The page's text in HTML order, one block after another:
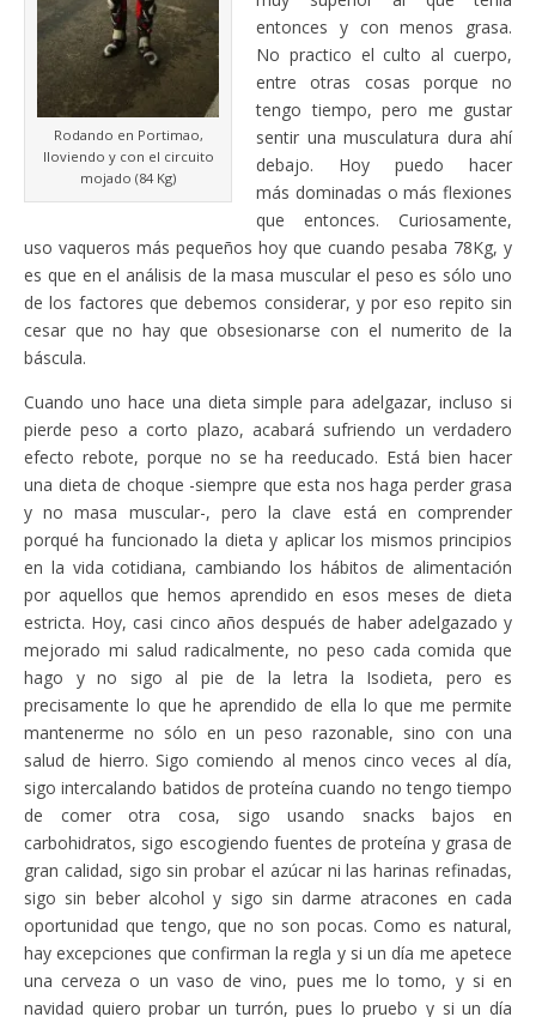
Rodando en Portimao,
lloviendo y con el circuito
mojado (84 Kg)
entonces y con menos grasa.
No practico el culto al cuerpo,
entre otras cosas porque no
tengo tiempo, pero me gustar
sentir una musculatura dura ahí
debajo. Hoy puedo hacer
más dominadas o más flexiones
que entonces. Curiosamente,
uso vaqueros más pequeños hoy que cuando pesaba 78Kg, y
es que en el análisis de la masa muscular el peso es sólo uno
de los factores que debemos considerar, y por eso repito sin
cesar que no hay que obsesionarse con el numerito de la
báscula.
Cuando uno hace una dieta simple para adelgazar, incluso si
pierde peso a corto plazo, acabará sufriendo un verdadero
efecto rebote, porque no se ha reeducado. Está bien hacer
una dieta de choque -siempre que esta nos haga perder grasa
y no masa muscular-, pero la clave está en comprender
porqué ha funcionado la dieta y aplicar los mismos principios
en la vida cotidiana, cambiando los hábitos de alimentación
por aquellos que hemos aprendido en esos meses de dieta
estricta. Hoy, casi cinco años después de haber adelgazado y
mejorado mi salud radicalmente, no peso cada comida que
hago y no sigo al pie de la letra la Isodieta, pero es
precisamente lo que he aprendido de ella lo que me permite
mantenerme no sólo en un peso razonable, sino con una
salud de hierro. Sigo comiendo al menos cinco veces al día,
sigo intercalando batidos de proteína cuando no tengo tiempo
de comer otra cosa, sigo usando snacks bajos en
carbohidratos, sigo escogiendo fuentes de proteína y grasa de
gran calidad, sigo sin probar el azúcar ni las harinas refinadas,
sigo sin beber alcohol y sigo sin darme atracones en cada
oportunidad que tengo, que no son pocas. Como es natural,
hay excepciones que confirman la regla y si un día me apetece
una cerveza o un vaso de vino, pues me lo tomo, y si en
navidad quiero probar un turrón, pues lo pruebo y si un día